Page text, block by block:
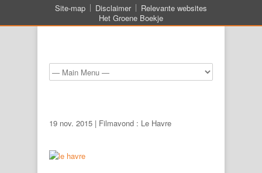
Site-map Disclaimer
Relevante websites
Het Groene Boekje
19 nov. 2015 | Filmavond : Le Havre